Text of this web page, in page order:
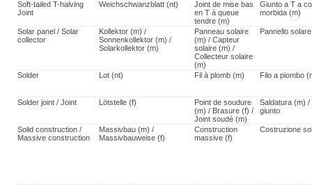
Soft-tailed T-halving
Joint
Weichschwanzblatt (nt)
Joint de mise bas
en T à queue
tendre (m)
Giunto a T a
morbida (m)
Solar panel / Solar
collector
Kollektor (m) /
Sonnenkollektor (m) /
Solarkollektor (m)
Panneau solaire
(m) / Capteur
solaire (m) /
Collecteur solaire
(m)
Pannello
Solder Lot (nt) Fil à plomb (m) Filo a piombo
Solder joint / Joint Lötstelle (f)
Point de soudure
(m) / Brasure (f) /
Joint soudé (m)
Saldatura (m) /
giunto
Solid construction /
Massive construction
Massivbau (m) /
Massivbauweise (f)
Construction
massive (f)
Costruzione